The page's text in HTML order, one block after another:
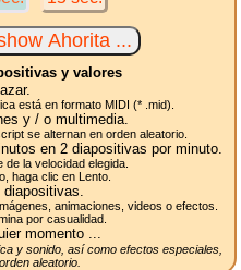
y valores
está en formato MIDI (* .mid).
y / o multimedia.
se alternan en orden aleatorio.
en 2diapositivas por minuto.
la velocidad elegida.
haga clic en Lento.
diapositivas.
animaciones, videos o efectos.
por casualidad.
momento ...
y sonido, así como efectos especiales,
aleatorio.